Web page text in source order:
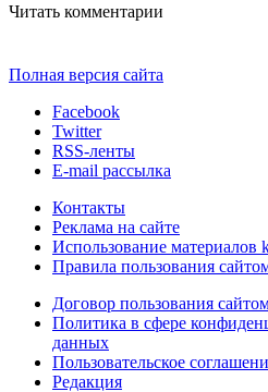
Читать комментарии
Полная версия сайта
Facebook
Twitter
RSS-ленты
E-mail рассылка
Контакты
Реклама на сайте
Использование материалов
Правила пользования
Договор пользования
Политика в сфере
данных
Пользовательское
Редакция